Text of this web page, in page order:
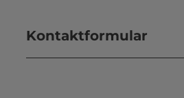
Kontaktformular